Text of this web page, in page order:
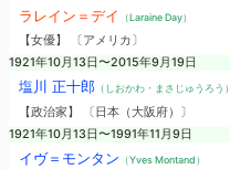
ラレイン＝デイ （Laraine Day）
【女優】 〔アメリカ〕
1921年10月13日〜2015年9月19日
塩川 正十郎（しおかわ・まさじゅうろう）
【政治家】 〔日本（大阪府）〕
1921年10月13日〜1991年11月9日
イヴ＝モンタン （Yves Montand）